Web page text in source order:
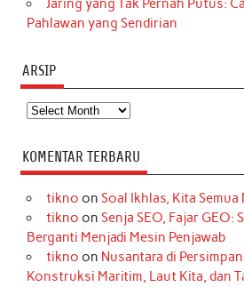
Jaring yang Tak Pernah Putus:
Pahlawan yang Sendirian
ARSIP
Arsip
KOMENTAR TERBARU
tikno on Soal Ikhlas, Kita
tikno on Senja SEO, Fajar GEO:
Berganti Menjadi Mesin Penjawab
tikno on Nusantara di
Konstruksi Maritim, Laut Kita, dan